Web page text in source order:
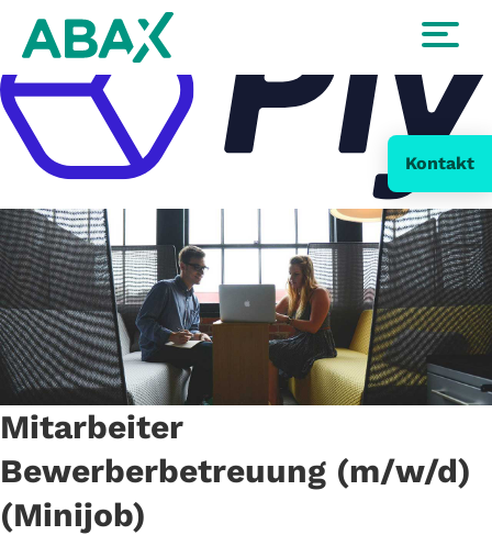
Kontakt
Mitarbeiter
Bewerberbetreuung (m/w/d)
(Minijob)